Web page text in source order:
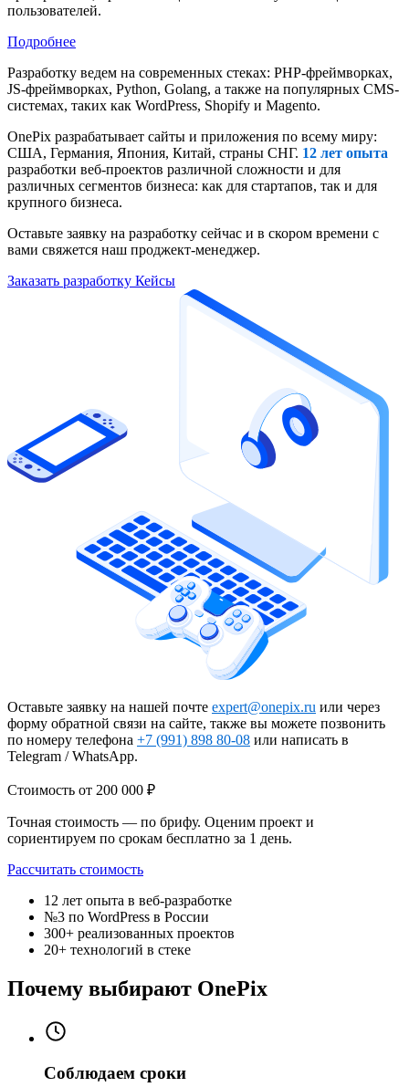
пользователей.
Подробнее
Разработку ведем на современных стеках: PHP-фреймворках,
JS-фреймворках, Python, Golang, а также на популярных CMS-
системах, таких как WordPress, Shopify и Magento.
OnePix разрабатывает сайты и приложения по всему миру:
США, Германия, Япония, Китай, страны СНГ. 12 лет опыта
разработки веб-проектов различной сложности и для
различных сегментов бизнеса: как для стартапов, так и для
крупного бизнеса.
Оставьте заявку на разработку сейчас и в скором времени c
вами свяжется наш проджект-менеджер.
Заказать разработку Кейсы
Оставьте заявку на нашей почте expert@onepix.ru или через
форму обратной связи на сайте, также вы можете позвонить
по номеру телефона +7 (991) 898 80-08 или написать в
Telegram / WhatsApp.
Стоимость от 200 000 ₽
Точная стоимость — по брифу. Оценим проект и
сориентируем по срокам бесплатно за 1 день.
Рассчитать стоимость
12 лет опыта в веб-разработке
№3 по WordPress в России
300+ реализованных проектов
20+ технологий в стеке
Почему выбирают OnePix
Соблюдаем сроки